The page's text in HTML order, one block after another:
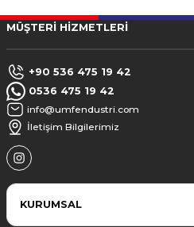
MÜŞTERİ HİZMETLERİ
+90 536 475 19 42
0536 475 19 42
info@umfendustri.com
İletişim Bilgilerimiz
KURUMSAL